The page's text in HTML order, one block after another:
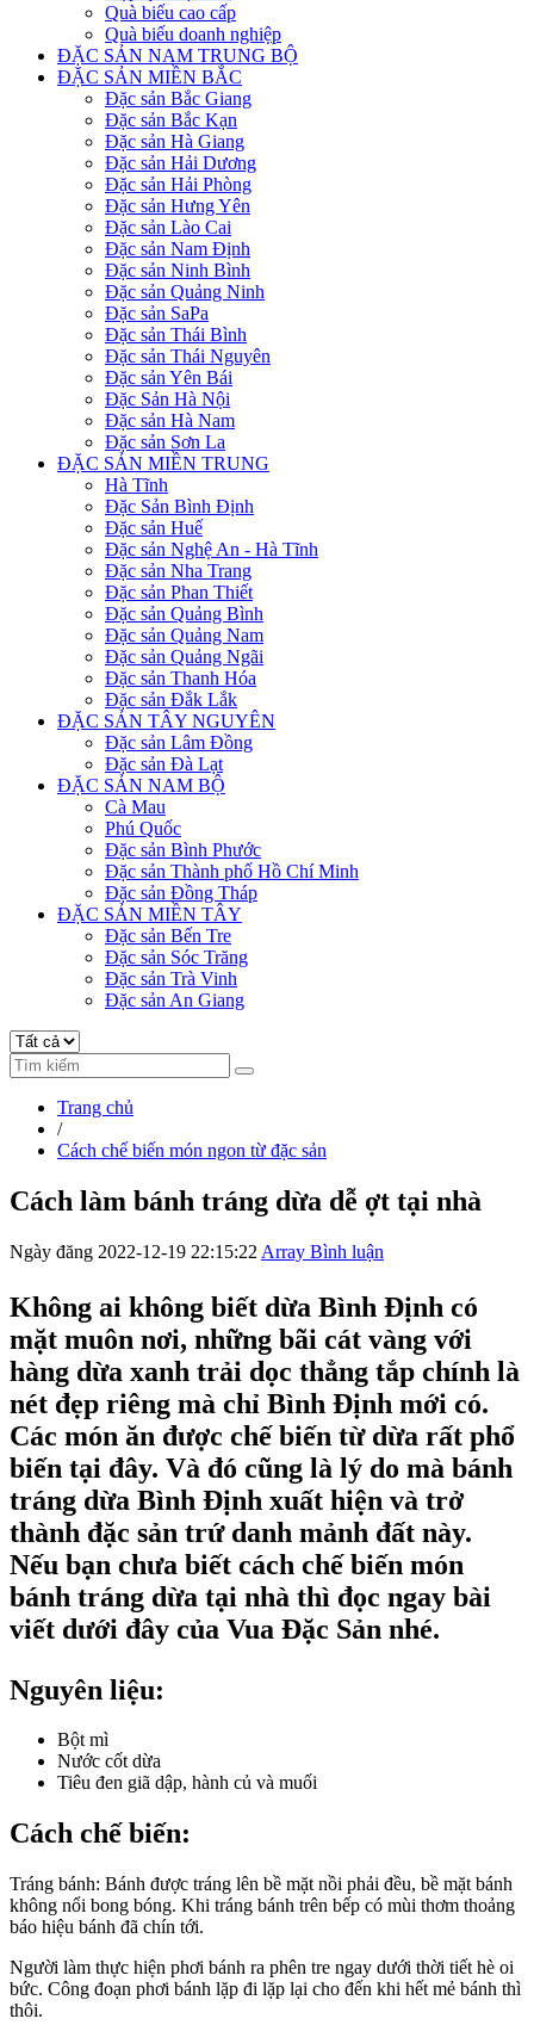
Quà biếu cao cấp
Quà biếu doanh nghiệp
ĐẶC SẢN NAM TRUNG BỘ
ĐẶC SẢN MIỀN BẮC
Đặc sản Bắc Giang
Đặc sản Bắc Kạn
Đặc sản Hà Giang
Đặc sản Hải Dương
Đặc sản Hải Phòng
Đặc sản Hưng Yên
Đặc sản Lào Cai
Đặc sản Nam Định
Đặc sản Ninh Bình
Đặc sản Quảng Ninh
Đặc sản SaPa
Đặc sản Thái Bình
Đặc sản Thái Nguyên
Đặc sản Yên Bái
Đặc Sản Hà Nội
Đặc sản Hà Nam
Đặc sản Sơn La
ĐẶC SẢN MIỀN TRUNG
Hà Tĩnh
Đặc Sản Bình Định
Đặc sản Huế
Đặc sản Nghệ An - Hà Tĩnh
Đặc sản Nha Trang
Đặc sản Phan Thiết
Đặc sản Quảng Bình
Đặc sản Quảng Nam
Đặc sản Quảng Ngãi
Đặc sản Thanh Hóa
Đặc sản Đắk Lắk
ĐẶC SẢN TÂY NGUYÊN
Đặc sản Lâm Đồng
Đặc sản Đà Lạt
ĐẶC SẢN NAM BỘ
Cà Mau
Phú Quốc
Đặc sản Bình Phước
Đặc sản Thành phố Hồ Chí Minh
Đặc sản Đồng Tháp
ĐẶC SẢN MIỀN TÂY
Đặc sản Bến Tre
Đặc sản Sóc Trăng
Đặc sản Trà Vinh
Đặc sản An Giang
Trang chủ
/
Cách chế biến món ngon từ đặc sản
Cách làm bánh tráng dừa dễ ợt tại nhà
Ngày đăng 2022-12-19 22:15:22 Array Bình luận
Không ai không biết dừa Bình Định có
mặt muôn nơi, những bãi cát vàng với
hàng dừa xanh trải dọc thẳng tắp chính là
nét đẹp riêng mà chỉ Bình Định mới có.
Các món ăn được chế biến từ dừa rất phổ
biến tại đây. Và đó cũng là lý do mà bánh
tráng dừa Bình Định xuất hiện và trở
thành đặc sản trứ danh mảnh đất này.
Nếu bạn chưa biết cách chế biến món
bánh tráng dừa tại nhà thì đọc ngay bài
viết dưới đây của Vua Đặc Sản nhé.
Nguyên liệu:
Bột mì
Nước cốt dừa
Tiêu đen giã dập, hành củ và muối
Cách chế biến:
Tráng bánh: Bánh được tráng lên bề mặt nồi phải đều, bề mặt bánh
không nổi bong bóng. Khi tráng bánh trên bếp có mùi thơm thoảng
báo hiệu bánh đã chín tới.
Người làm thực hiện phơi bánh ra phên tre ngay dưới thời tiết hè oi
bức. Công đoạn phơi bánh lặp đi lặp lại cho đến khi hết mẻ bánh thì
thôi.